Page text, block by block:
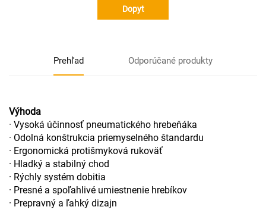
Dopyt
Prehľad Odporúčané produkty
Výhoda
· Vysoká účinnosť pneumatického hrebeňáka
· Odolná konštrukcia priemyselného štandardu
· Ergonomická protišmyková rukoväť
· Hladký a stabilný chod
· Rýchly systém dobitia
· Presné a spoľahlivé umiestnenie hrebíkov
· Prepravný a ľahký dizajn